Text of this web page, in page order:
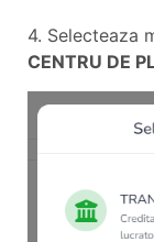
4. Selecteaza
CENTRU DE